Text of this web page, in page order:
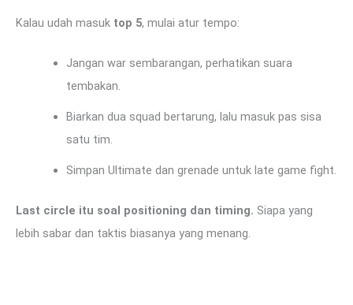
Kalau udah masuk top 5, mulai atur tempo:
Jangan war sembarangan, perhatikan suara
tembakan.
Biarkan dua squad bertarung, lalu masuk pas sisa
satu tim.
Simpan Ultimate dan grenade untuk late game fight.
Last circle itu soal positioning dan timing. Siapa yang
lebih sabar dan taktis biasanya yang menang.